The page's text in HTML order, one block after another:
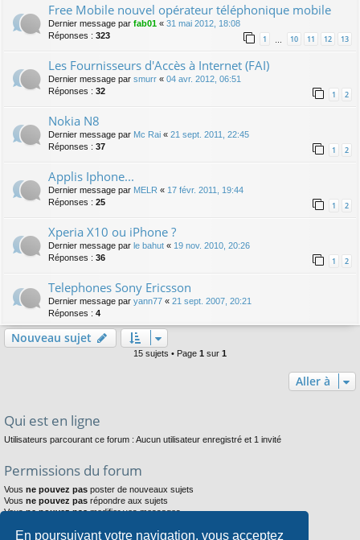
En poursuivant votre navigation, vous acceptez
Free Mobile nouvel opérateur téléphonique mobile
Dernier message par fab01 « 31 mai 2012, 18:08
Réponses : 323 1 10 11 12 13
Les Fournisseurs d'Accès à Internet (FAI)
Dernier message par smurr « 04 avr. 2012, 06:51
Réponses : 32 1 2
Nokia N8
Dernier message par Mc Rai « 21 sept. 2011, 22:45
Réponses : 37 1 2
Applis Iphone...
Dernier message par MELR « 17 févr. 2011, 19:44
Réponses : 25 1 2
Xperia X10 ou iPhone ?
Dernier message par le bahut « 19 nov. 2010, 20:26
Réponses : 36 1 2
Telephones Sony Ericsson
Dernier message par yann77 « 21 sept. 2007, 20:21
Réponses : 4
Nouveau sujet
15 sujets • Page 1 sur 1
Aller à
Qui est en ligne
Utilisateurs parcourant ce forum : Aucun utilisateur enregistré et 1 invité
Permissions du forum
Vous ne pouvez pas poster de nouveaux sujets
Vous ne pouvez pas répondre aux sujets
Vousne pouvez pasmodifier vos messages
Vousne pouvez pasjoindre des fichiers